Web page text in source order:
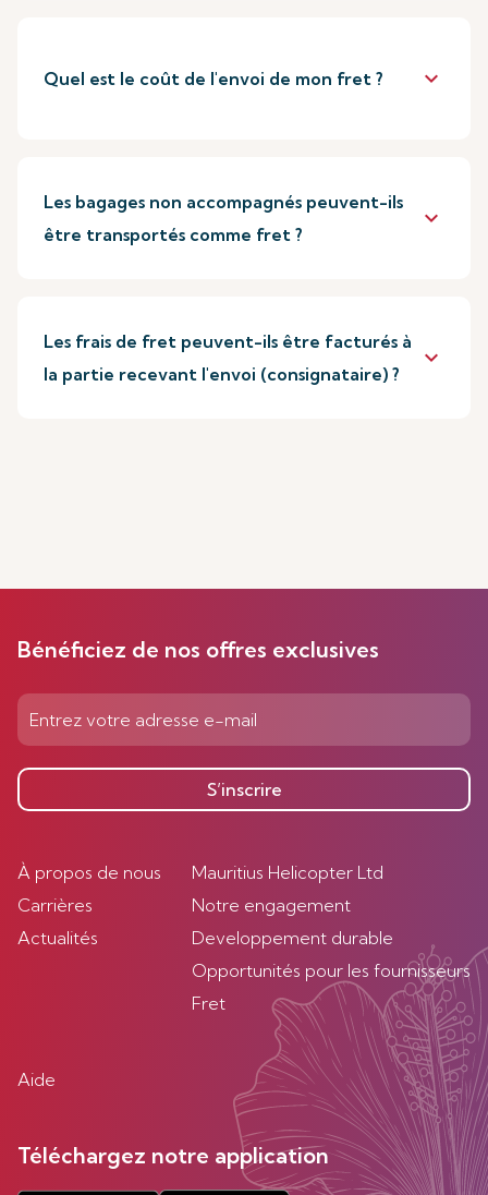
Quel est le coût de l'envoi de mon fret ? keyboard_arrow_down
Les bagages non accompagnés peuvent-ils
être transportés comme fret ?
keyboard_arrow_down
Les frais de fret peuvent-ils être facturés à
la partie recevant l'envoi (consignataire) ?
keyboard_arrow_down
Bénéficiez de nos offres exclusives
S’inscrire
À propos de nous
Carrières
Actualités
Mauritius Helicopter Ltd
Notre engagement
Developpement durable
Opportunités pour les fournisseurs
Fret
Aide
Téléchargez notre application